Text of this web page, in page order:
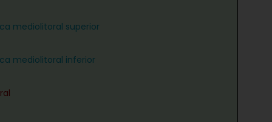
mediolitoral superior
mediolitoral inferior